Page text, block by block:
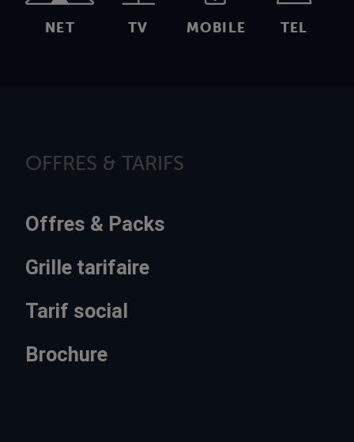
NET TV MOBILE TEL
OFFRES & TARIFS
Offres & Packs
Grille tarifaire
Tarif social
Brochure